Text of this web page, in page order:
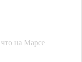
на Марсе